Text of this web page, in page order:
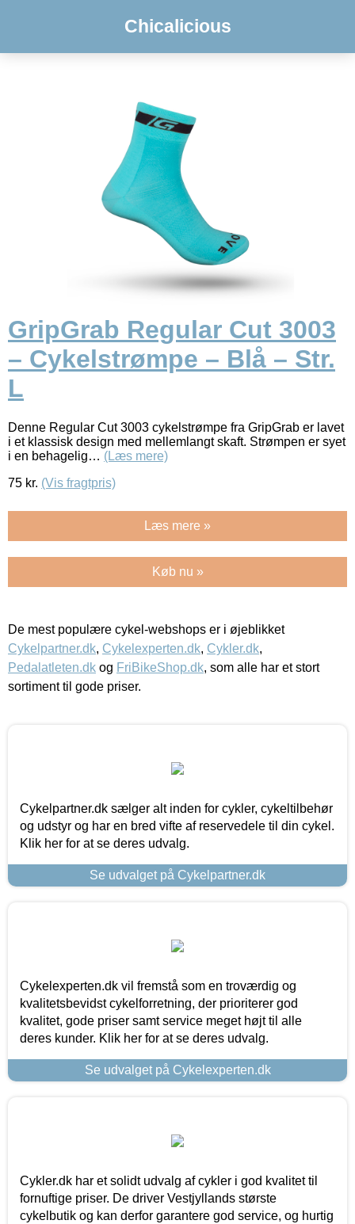
Chicalicious
GripGrab Regular Cut 3003
– Cykelstrømpe – Blå – Str.
L
Denne Regular Cut 3003 cykelstrømpe fra GripGrab er lavet
i et klassisk design med mellemlangt skaft. Strømpen er syet
i en behagelig… (Læs mere)
75 kr. (Vis fragtpris)
Læs mere »
Køb nu »
De mest populære cykel-webshops er i øjeblikket
Cykelpartner.dk, Cykelexperten.dk, Cykler.dk,
Pedalatleten.dk og FriBikeShop.dk, som alle har et stort
sortiment til gode priser.
Cykelpartner.dk sælger alt inden for cykler, cykeltilbehør
og udstyr og har en bred vifte af reservedele til din cykel.
Klik her for at se deres udvalg.
Se udvalget på Cykelpartner.dk
Cykelexperten.dk vil fremstå som en troværdig og
kvalitetsbevidst cykelforretning, der prioriterer god
kvalitet, gode priser samt service meget højt til alle
deres kunder. Klik her for at se deres udvalg.
Se udvalget på Cykelexperten.dk
Cykler.dk har et solidt udvalg af cykler i god kvalitet til
fornuftige priser. De driver Vestjyllands største
cykelbutik og kan derfor garantere god service, og hurtig